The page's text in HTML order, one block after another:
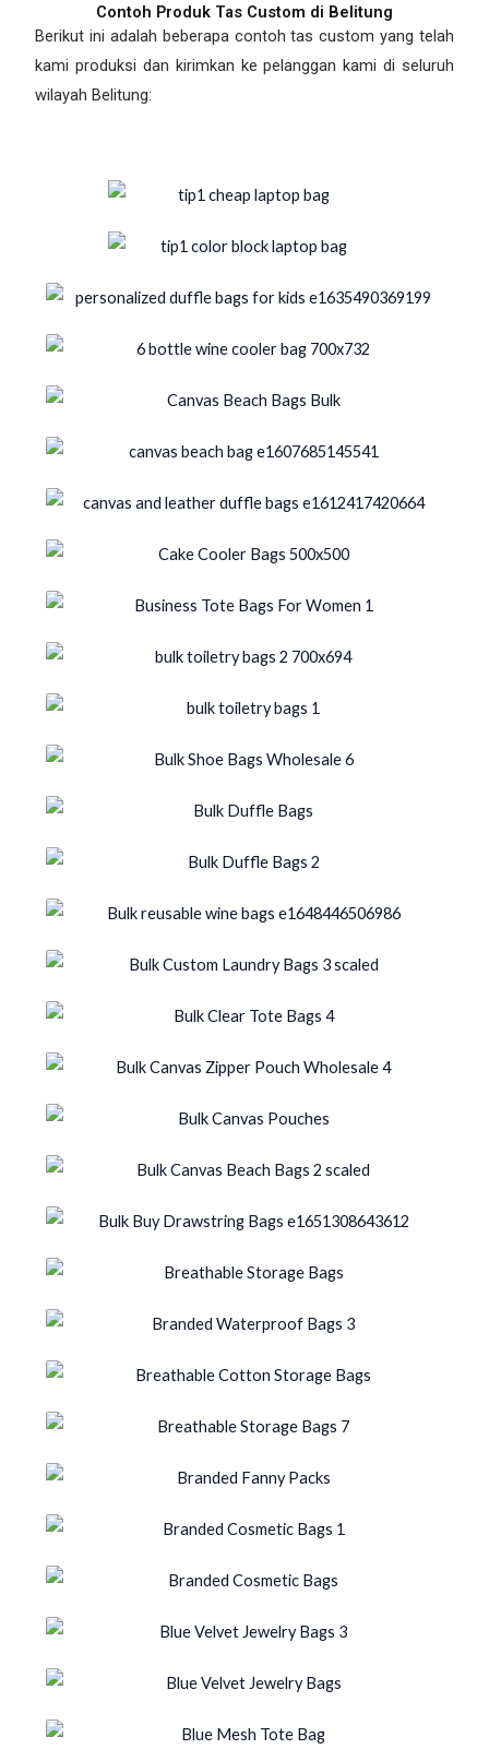
Contoh Produk Tas Custom di Belitung
Berikut ini adalah beberapa contoh tas custom yang telah
kami produksi dan kirimkan ke pelanggan kami di seluruh
wilayah Belitung: